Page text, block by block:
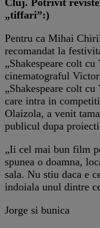
„tiffari”:)
Pentru ca Mihai
recomandat la
„Shakespeare colt
cinematograful
„Shakespeare colt
care intra in
Olaizola, a venit
publicul dupa
„Ii cel mai bun film
spunea o doamna,
sala. Nu stiu daca e
indoiala unul dintre
Jorge si bunica